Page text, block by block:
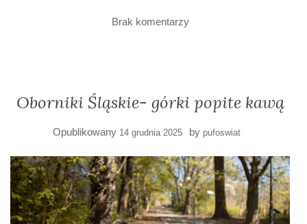
Brak komentarzy
Oborniki Śląskie- górki popite kawą
Opublikowany 14 grudnia 2025 by pufoswiat